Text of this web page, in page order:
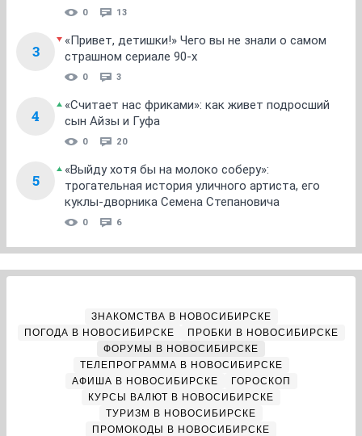
0 13
3
«Привет, детишки!» Чего вы не знали о самом
страшном сериале 90-х
0 3
4
«Считает нас фриками»: как живет подросший
сын Айзы и Гуфа
0 20
5
«Выйду хотя бы на молоко соберу»:
трогательная история уличного артиста, его
куклы-дворника Семена Степановича
0 6
ЗНАКОМСТВА В НОВОСИБИРСКЕ
ПОГОДА В НОВОСИБИРСКЕ
ПРОБКИ В НОВОСИБИРСКЕ
ФОРУМЫ В НОВОСИБИРСКЕ
ТЕЛЕПРОГРАММА В НОВОСИБИРСКЕ
АФИША В НОВОСИБИРСКЕ
ГОРОСКОП
КУРСЫ ВАЛЮТ В НОВОСИБИРСКЕ
ТУРИЗМ В НОВОСИБИРСКЕ
ПРОМОКОДЫ В НОВОСИБИРСКЕ